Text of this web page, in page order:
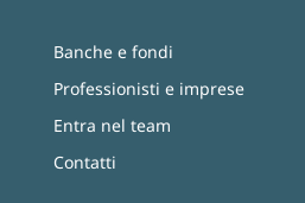
Banche e fondi
Professionisti e imprese
Entra nel team
Contatti